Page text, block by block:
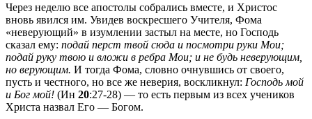
Через неделю все апостолы собрались вместе, и Христос
вновь явился им. Увидев воскресшего Учителя, Фома
«неверующий» в изумлении застыл на месте, но Господь
сказал ему: подай перст твой сюда и посмотри руки Мои;
подай руку твою и вложи в ребра Мои; и не будь неверующим,
но верующим. И тогда Фома, словно очнувшись от своего,
пусть и честного, но все же неверия, воскликнул: Господь мой
и Бог мой! (Ин 20:27-28) — то есть первым из всех учеников
Христа назвал Его — Богом.